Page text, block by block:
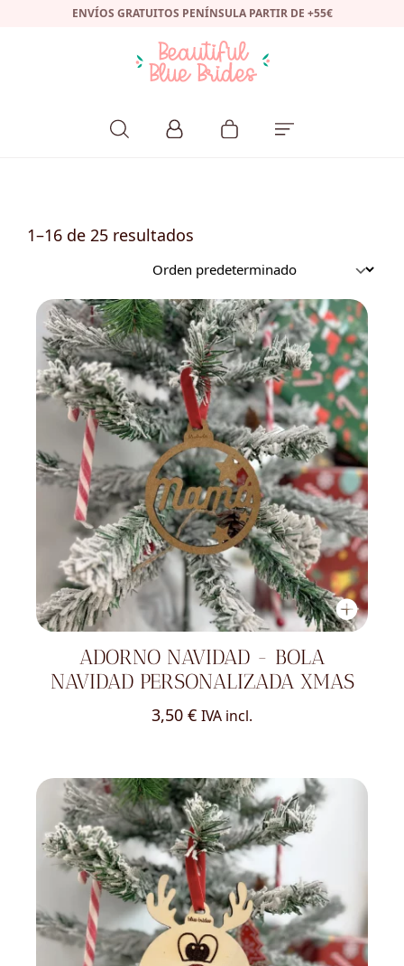
ENVÍOS GRATUITOS PENÍNSULA PARTIR DE +55€
1–16 de 25 resultados
ADORNO NAVIDAD - BOLA
NAVIDAD PERSONALIZADA XMAS
3,50 € IVA incl.